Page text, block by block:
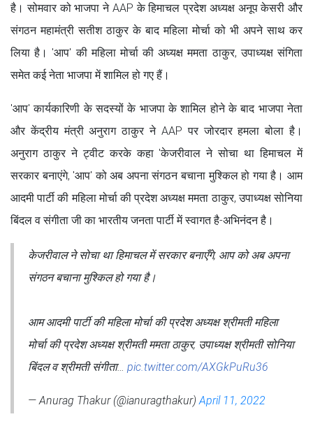
है। सोमवार को भाजपा ने AAP के हिमाचल प्रदेश अध्यक्ष अनूप केसरी और
संगठन महामंत्री सतीश ठाकुर के बाद मह‍िला मोर्चा को भी अपने साथ कर
ल‍िया है। 'आप' की महिला मोर्चा की अध्यक्ष ममता ठाकुर, उपाध्यक्ष संगिता
समेत कई नेता भाजपा में शामिल हो गए हैं।
'आप' कार्यकारिणी के सदस्यों के भाजपा के शामिल होने के बाद भाजपा नेता
और केंद्रीय मंत्री अनुराग ठाकुर ने AAP पर जोरदार हमला बोला है।
अनुराग ठाकुर ने ट्वीट करके कहा 'केजरीवाल ने सोचा था हिमाचल में
सरकार बनाएंगे, 'आप' को अब अपना संगठन बचाना मुश्किल हो गया है। आम
आदमी पार्टी की महिला मोर्चा की प्रदेश अध्यक्ष ममता ठाकुर, उपाध्यक्ष सोनिया
बिंदल व संगीता जी का भारतीय जनता पार्टी में स्वागत है-अभिनंदन है।
केजरीवाल ने सोचा था हिमाचल में सरकार बनाएँगे, आप को अब अपना
संगठन बचाना मुश्किल हो गया है।
आम आदमी पार्टी की महिला मोर्चा की प्रदेश अध्यक्ष श्रीमती महिला
मोर्चा की प्रदेश अध्यक्ष श्रीमती ममता ठाकुर, उपाध्यक्ष श्रीमती सोनिया
बिंदल व श्रीमती संगीता… pic.twitter.com/AXGkPuRu36
— Anurag Thakur (@ianuragthakur) April 11, 2022